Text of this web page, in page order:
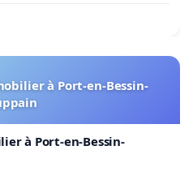
à Port-en-Bessin-
à Port-en-Bessin-